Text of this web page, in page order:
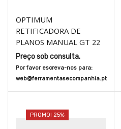
OPTIMUM
RETIFICADORA DE
PLANOS MANUAL GT 22
Preço sob consulta.
Por favor escreva-nos para:
web@ferramentasecompanhia.pt
PROMO! 25%